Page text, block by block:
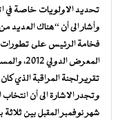
تحديد الاولويات خاصة في
وأشار الى أن “هناك العديد
فخامة الرئيس على
المعرض
تقرير لجنة المراقبة الذي
وتجدر الاشارة الى أن
شهر نوفمبر المقبل بين ثلاثة